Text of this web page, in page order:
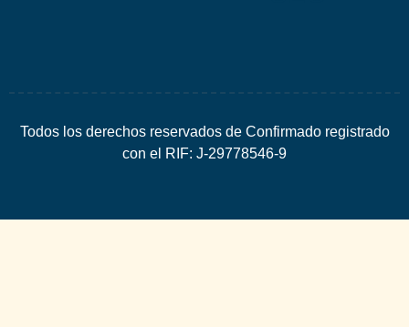
Todos los derechos reservados de Confirmado registrado
con el RIF: J-29778546-9